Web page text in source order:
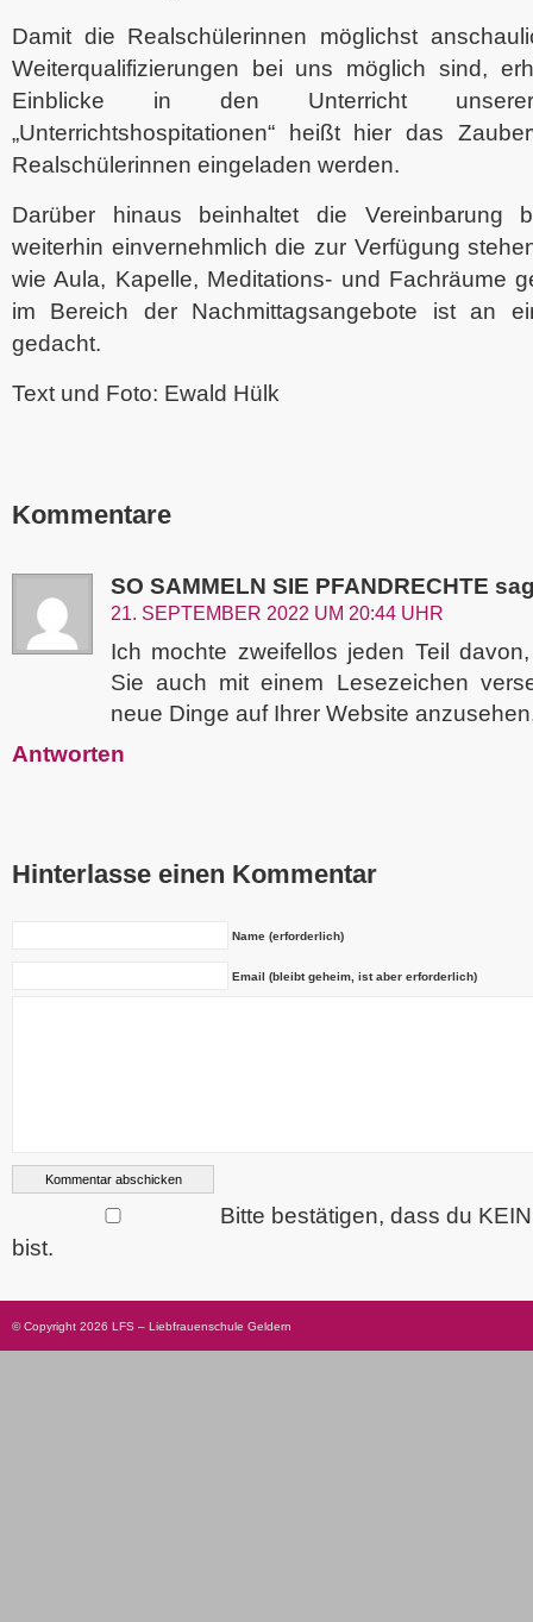
Damit die Realschülerinnen möglichst
Weiterqualifizierungen bei uns möglich sind,
Einblicke in den Unterricht unserer
„Unterrichtshospitationen“ heißt hier das
Realschülerinnen eingeladen werden.
Darüber hinaus beinhaltet die Vereinbarung
weiterhin einvernehmlich die zur Verfügung
wie Aula, Kapelle, Meditations- und Fachräume
im Bereich der Nachmittagsangebote ist an
gedacht.
Text und Foto: Ewald Hülk
Kommentare
SO SAMMELN SIE PFANDRECHTE
21. SEPTEMBER 2022 UM 20:44 UHR
Ich mochte zweifellos jeden Teil
Sie auch mit einem Lesezeichen
neue Dinge auf Ihrer Website
Antworten
Hinterlasse einen Kommentar
Name (erforderlich)
Email (bleibt geheim, ist aber erforderlich)
Bitte bestätigen, dass du
bist.
© Copyright 2026 LFS – Liebfrauenschule Geldern